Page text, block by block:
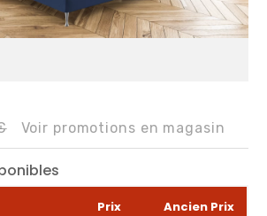
Voir promotions en magasin
Prix Ancien Prix